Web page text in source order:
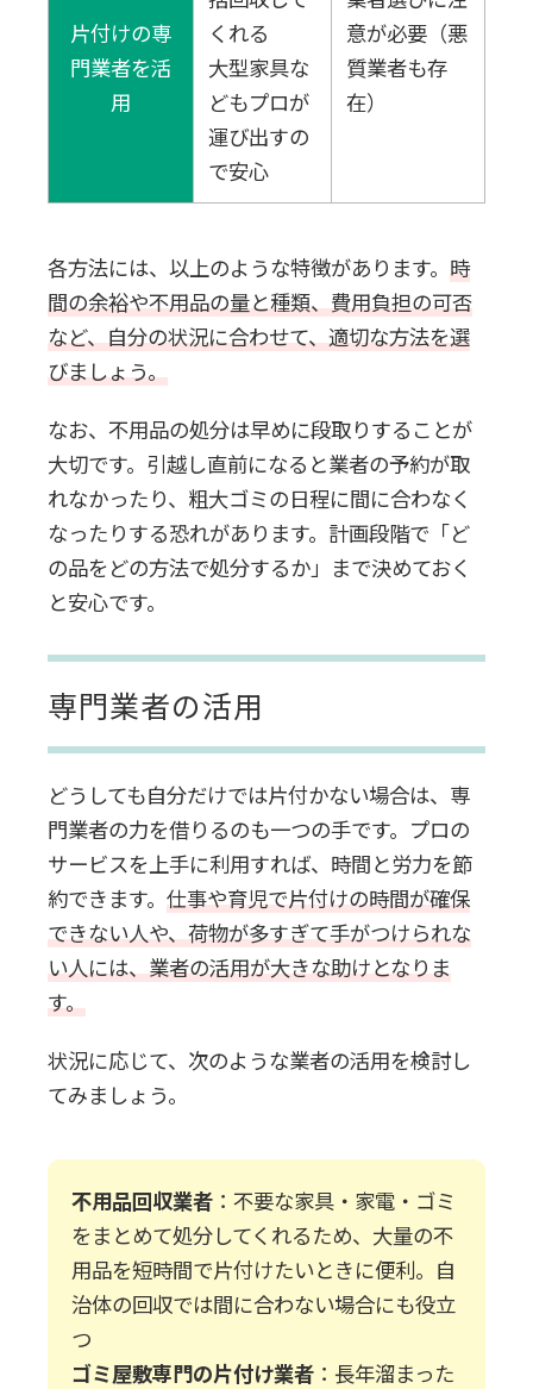
片付けの専
門業者を活
用
くれる
大型家具な
どもプロが
運び出すの
で安心
意が必要 （悪
質業者も存
在）
各方法には、以上のような特徴があります。 時
間の余裕や不用品の量と種類、費用負担の可否
など、自分の状況に合わせて、適切な方法を選
びましょう。
なお、不用品の処分は早めに段取りすることが
大切です。引越し直前になると業者の予約が取
れなかったり、粗大ゴミの日程に間に合わなく
なったりする恐れがあります。計画段階で「ど
の品をどの方法で処分するか」まで決めておく
と安心です。
専門業者の活用
どうしても自分だけでは片付かない場合は、専
門業者の力を借りるのも一つの手です。プロの
サービスを上手に利用すれば、時間と労力を節
約できます。 仕事や育児で片付けの時間が確保
できない人や、荷物が多すぎて手がつけられな
い人には、業者の活用が大きな助けとなりま
す。
状況に応じて、次のような業者の活用を検討し
てみましょう。
不用品回収業者：不要な家具・家電・ゴミ
をまとめて処分してくれるため、大量の不
用品を短時間で片付けたいときに便利。自
治体の回収では間に合わない場合にも役立
つ
ゴミ屋敷専門の片付け業者：長年溜まった